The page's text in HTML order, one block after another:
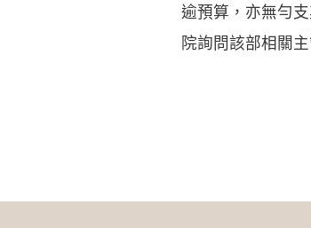
逾預算，亦無勻
院詢問該部相關